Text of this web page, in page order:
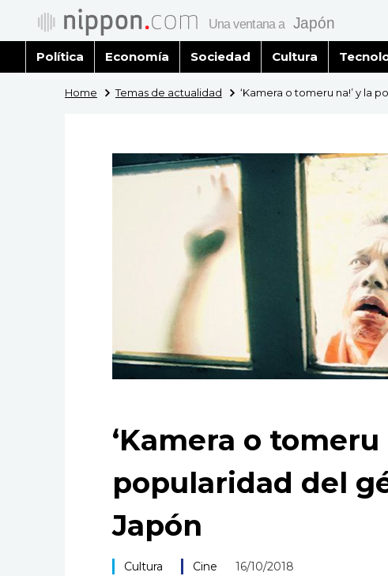
Política Economía Sociedad Cultura
Home Temas de actualidad ‘Kamera o tomeru na!’ y la
‘Kamera o tomeru
popularidad del
Japón
Cultura Cine 16/10/2018